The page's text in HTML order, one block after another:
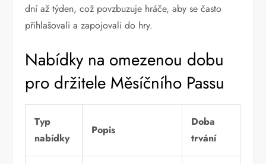
dní až týden, což povzbuzuje hráče, aby se často
přihlašovali a zapojovali do hry.
Nabídky na omezenou dobu
pro držitele Měsíčního Passu
Typ
nabídky
Popis
Doba
trvání